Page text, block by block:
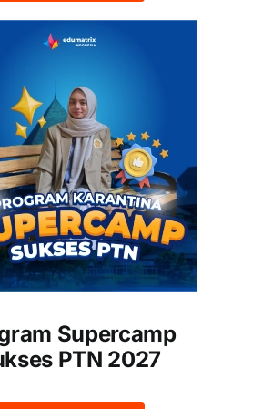
Supercamp
PTN 2027